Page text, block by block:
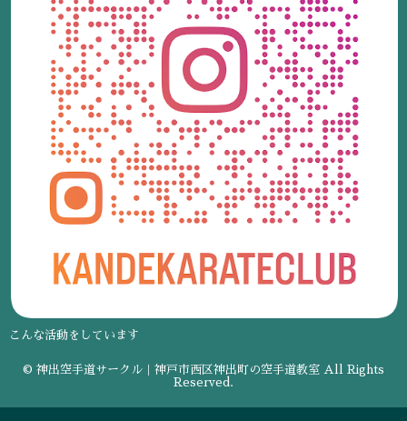
こんな活動をしています
© 神出空手道サークル｜神戸市西区神出町の空手道教室 All Rights
Reserved.